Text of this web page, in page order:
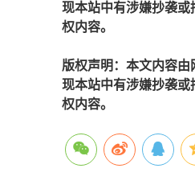
现本站中有涉嫌抄袭或
权内容。
版权声明：本文内容
现本站中有涉嫌抄袭或
权内容。